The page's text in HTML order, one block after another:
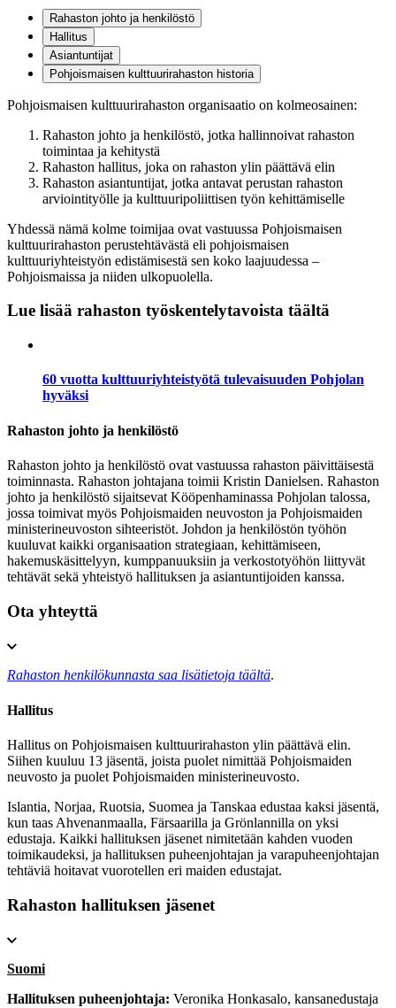
Rahaston johto ja henkilöstö
Hallitus
Asiantuntijat
Pohjoismaisen kulttuurirahaston historia
Pohjoismaisen kulttuurirahaston organisaatio on kolmeosainen:
Rahaston johto ja henkilöstö, jotka hallinnoivat rahaston
toimintaa ja kehitystä
Rahaston hallitus, joka on rahaston ylin päättävä elin
Rahaston asiantuntijat, jotka antavat perustan rahaston
arviointityölle ja kulttuuripoliittisen työn kehittämiselle
Yhdessä nämä kolme toimijaa ovat vastuussa Pohjoismaisen
kulttuurirahaston perustehtävästä eli pohjoismaisen
kulttuuriyhteistyön edistämisestä sen koko laajuudessa –
Pohjoismaissa ja niiden ulkopuolella.
Lue lisää rahaston työskentelytavoista täältä
60 vuotta kulttuuriyhteistyötä tulevaisuuden Pohjolan
hyväksi
Rahaston johto ja henkilöstö
Rahaston johto ja henkilöstö ovat vastuussa rahaston päivittäisestä
toiminnasta. Rahaston johtajana toimii Kristin Danielsen. Rahaston
johto ja henkilöstö sijaitsevat Kööpenhaminassa Pohjolan talossa,
jossa toimivat myös Pohjoismaiden neuvoston ja Pohjoismaiden
ministerineuvoston sihteeristöt. Johdon ja henkilöstön työhön
kuuluvat kaikki organisaation strategiaan, kehittämiseen,
hakemuskäsittelyyn, kumppanuuksiin ja verkostotyöhön liittyvät
tehtävät sekä yhteistyö hallituksen ja asiantuntijoiden kanssa.
Ota yhteyttä
Rahaston henkilökunnasta saa lisätietoja täältä.
Hallitus
Hallitus on Pohjoismaisen kulttuurirahaston ylin päättävä elin.
Siihen kuuluu 13 jäsentä, joista puolet nimittää Pohjoismaiden
neuvosto ja puolet Pohjoismaiden ministerineuvosto.
Islantia, Norjaa, Ruotsia, Suomea ja Tanskaa edustaa kaksi jäsentä,
kun taas Ahvenanmaalla, Färsaarilla ja Grönlannilla on yksi
edustaja. Kaikki hallituksen jäsenet nimitetään kahden vuoden
toimikaudeksi, ja hallituksen puheenjohtajan ja varapuheenjohtajan
tehtäviä hoitavat vuorotellen eri maiden edustajat.
Rahaston hallituksen jäsenet
Suomi
Hallituksen puheenjohtaja: Veronika Honkasalo, kansanedustaja